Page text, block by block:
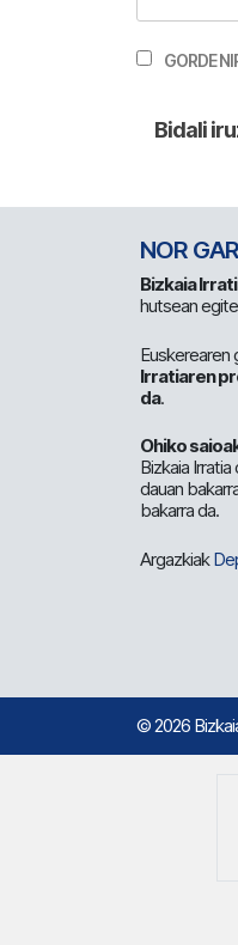
GORDE
NOR
Bizkaia
hutsean
Euskerearen
Irratiaren
da.
Ohiko
Bizkaia
dauan
bakarra da.
Argazkiak
© 2026